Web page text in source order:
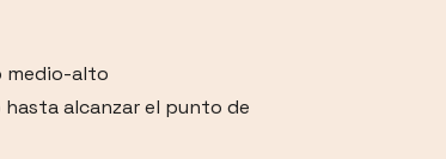
medio-alto
alcanzar el punto de